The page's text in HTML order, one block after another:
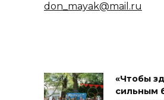
don_mayak@mail.ru
«Чтобы
сильным